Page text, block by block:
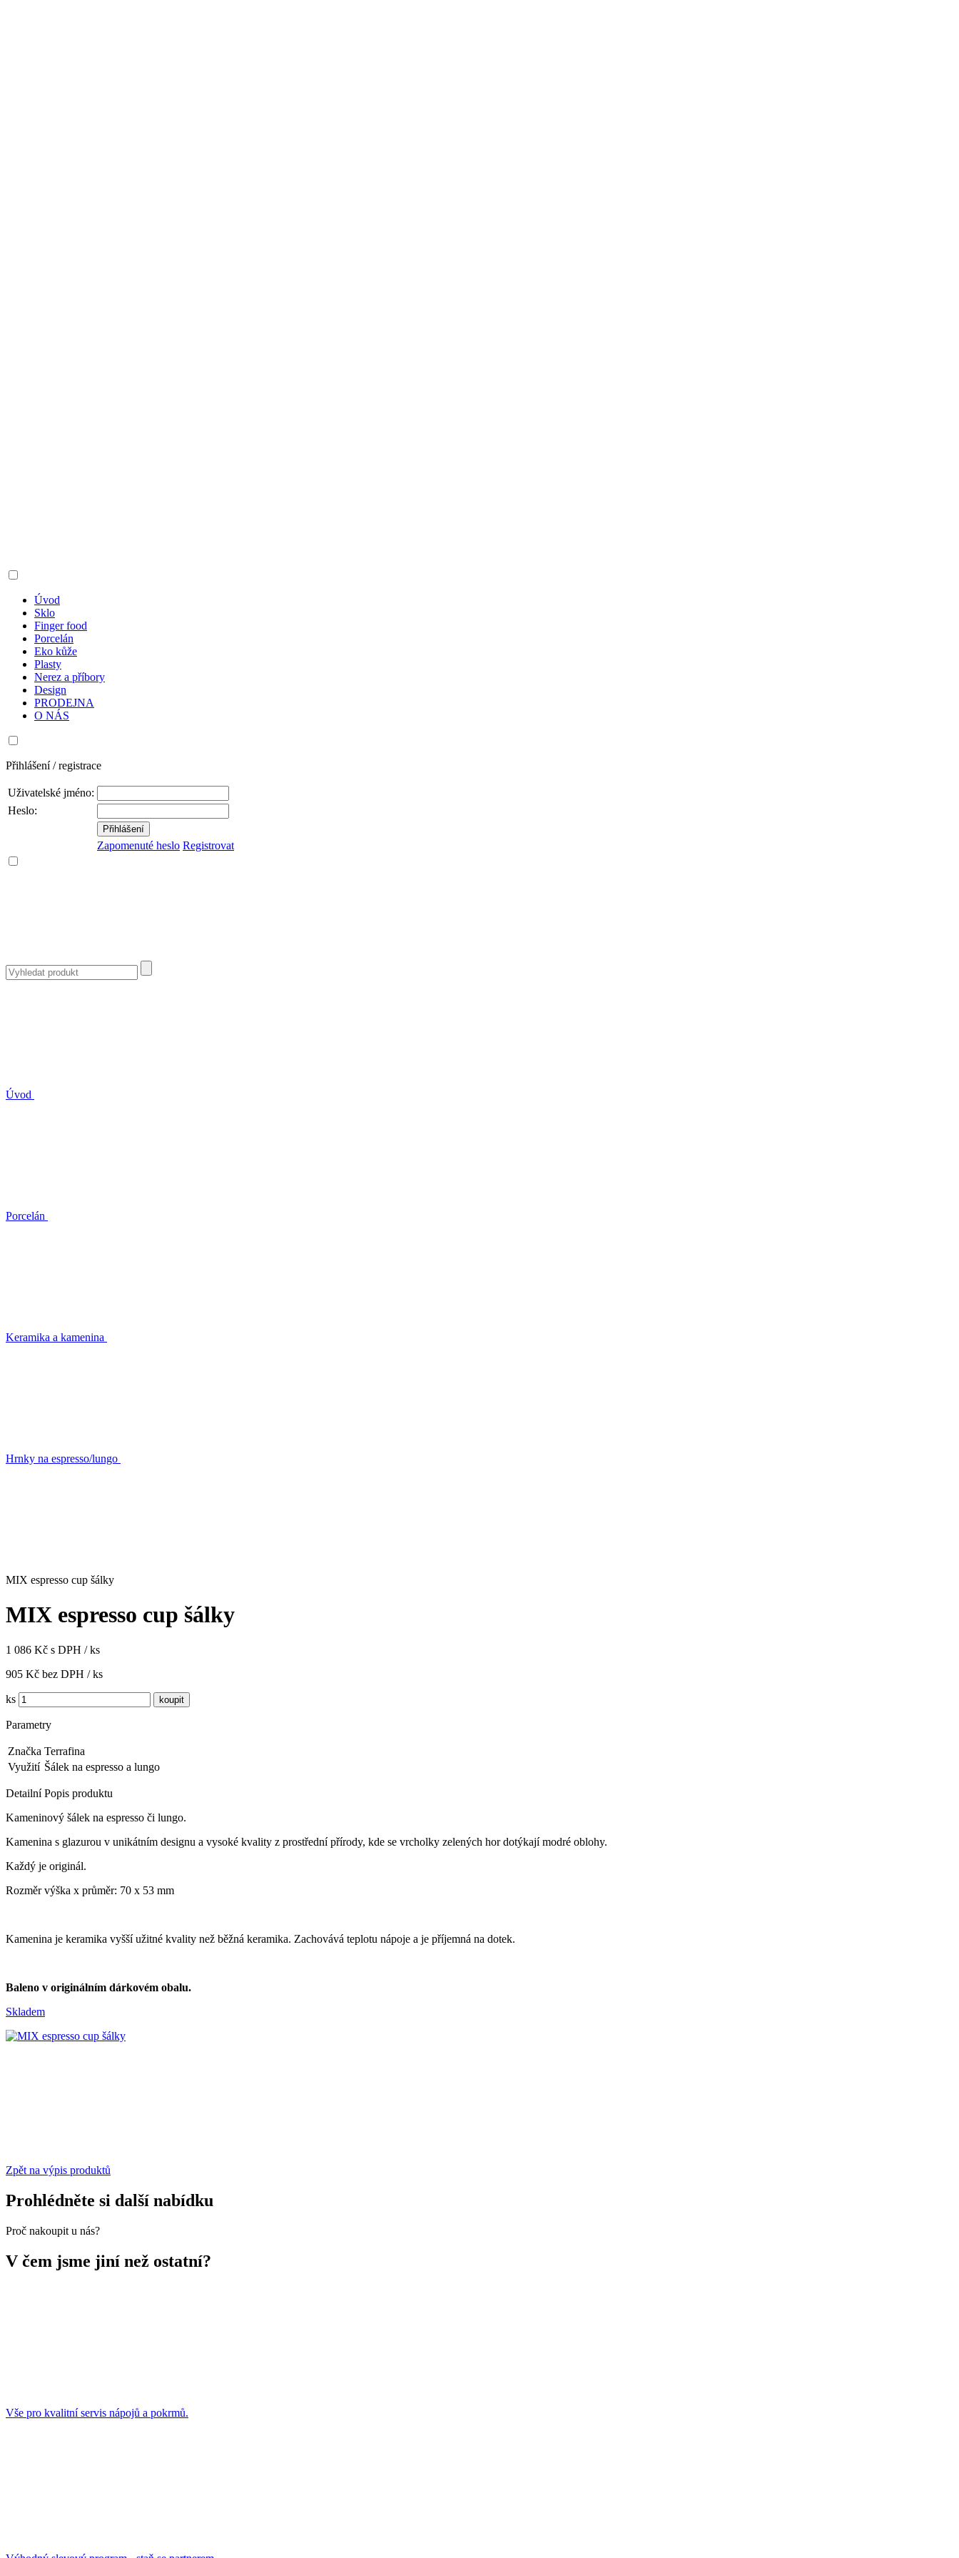
Úvod
Sklo
Finger food
Porcelán
Eko kůže
Plasty
Nerez a příbory
Design
PRODEJNA
O NÁS
Přihlášení / registrace
Uživatelské jméno:
Heslo:
Zapomenuté heslo Registrovat
Úvod
Porcelán
Keramika a kamenina
Hrnky na espresso/lungo
MIX espresso cup šálky
MIX espresso cup šálky
1 086 Kč s DPH / ks
905 Kč bez DPH / ks
ks
Parametry
Značka Terrafina
Využití Šálek na espresso a lungo
Detailní Popis produktu
Kameninový šálek na espresso či lungo.
Kamenina s glazurou v unikátním designu a vysoké kvality z prostřední přírody, kde se vrcholky zelených hor dotýkají modré oblohy.
Každý je originál.
Rozměr výška x průměr: 70 x 53 mm
Kamenina je keramika vyšší užitné kvality než běžná keramika. Zachovává teplotu nápoje a je příjemná na dotek.
Baleno v originálním dárkovém obalu.
Skladem
Zpět na výpis produktů
Prohlédněte si další nabídku
Proč nakoupit u nás?
V čem jsme jiní než ostatní?
Vše pro kvalitní servis nápojů a pokrmů.